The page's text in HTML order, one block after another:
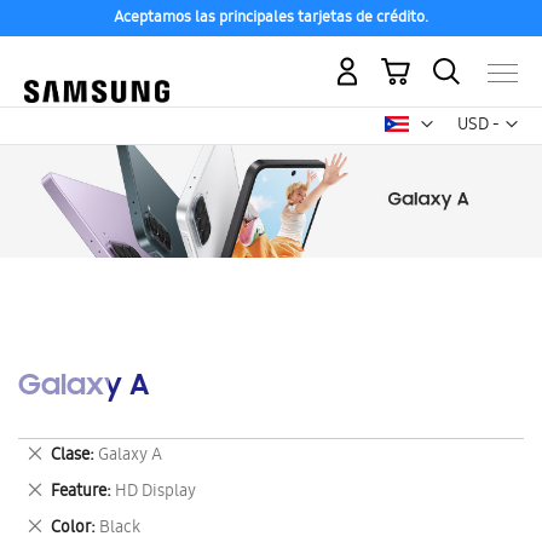
Aceptamos las principales tarjetas de crédito.
USD -
dólar
Mi carrito
Galaxy A
Clase Galaxy A
Eliminar
este
artículo
Feature HD Display
Eliminar
este
Color Black
Eliminar